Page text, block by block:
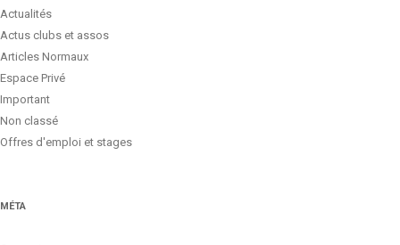
Actualités
Actus clubs et assos
Articles Normaux
Espace Privé
Important
Non classé
Offres d'emploi et stages
MÉTA